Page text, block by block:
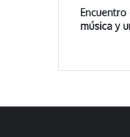
música y